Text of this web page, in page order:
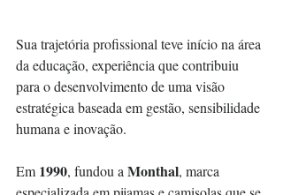
Sua trajetória profissional teve início na área
da educação, experiência que contribuiu
para o desenvolvimento de uma visão
estratégica baseada em gestão, sensibilidade
humana e inovação.
Em 1990, fundou a Monthal, marca